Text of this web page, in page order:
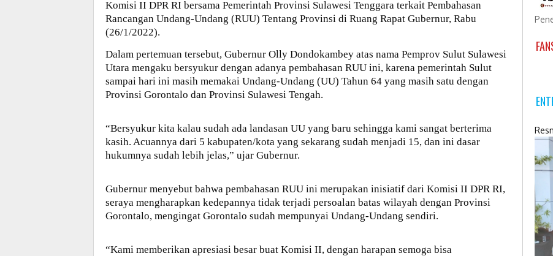
Komisi II DPR RI bersama Pemerintah Provinsi Sulawesi Tenggara terkait Pembahasan
Rancangan Undang-Undang (RUU) Tentang Provinsi di Ruang Rapat Gubernur, Rabu
(26/1/2022).
Dalam pertemuan tersebut, Gubernur Olly Dondokambey atas nama Pemprov Sulut Sulawesi
Utara mengaku bersyukur dengan adanya pembahasan RUU ini, karena pemerintah Sulut
sampai hari ini masih memakai Undang-Undang (UU) Tahun 64 yang masih satu dengan
Provinsi Gorontalo dan Provinsi Sulawesi Tengah.
“Bersyukur kita kalau sudah ada landasan UU yang baru sehingga kami sangat berterima
kasih. Acuannya dari 5 kabupaten/kota yang sekarang sudah menjadi 15, dan ini dasar
hukumnya sudah lebih jelas,” ujar Gubernur.
Gubernur menyebut bahwa pembahasan RUU ini merupakan inisiatif dari Komisi II DPR RI,
seraya mengharapkan kedepannya tidak terjadi persoalan batas wilayah dengan Provinsi
Gorontalo, mengingat Gorontalo sudah mempunyai Undang-Undang sendiri.
“Kami memberikan apresiasi besar buat Komisi II, dengan harapan semoga bisa